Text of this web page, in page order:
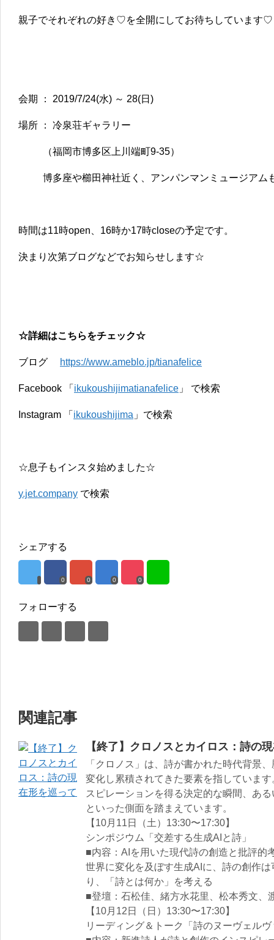
親子でそれぞれの好き♡を全開にしてお待ちしています♡
会期 ： 2019/7/24(水) ～ 28(日)
場所 ： 冷泉荘ギャラリー
（福岡市博多区上川端町9-35）
博多座や櫛田神社近く、アンパンマンミュージアム
時間は11時open、16時か17時closeの予定です。
決まり次第ブログなどでお知らせします☆
☆詳細はこちらをチェック☆
ブログ https://www.ameblo.jp/tianafelice
Facebook 「 ikukoushijimatianafelice 」 で検索
Instagram 「 ikukoushijima 」で検索
☆息子もインスタ始めました☆
y.jet.company で検索
シェアする
0 0 0 0
フォローする
関連記事
【終了】クロノスとカイロス：詩の
「クロノス」は、詩が書かれた時代背景
変化し累積されてきた要素を指していま
スピレーションを得る決定的な瞬間、あ
といった側面を踏まえています。
【10月11日（土）13:30〜17:30】
シンポジウム「交差する生成AIと詩」
■内容：AIを用いた現代詩の創造と批評的
世界に変化を及ぼす生成AIに、詩の創作
り、「詩とは何か」を考える
■登壇：石松佳、緒方水花里、松本秀文、
【10月12日（日）13:30〜17:30】
リーディング＆トーク「詩のヌーヴェル